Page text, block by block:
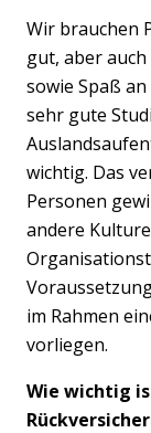
Wir brauchen
gut, aber
sowie Spaß
sehr gute
wichtig. Das
Personen
andere
im Rahmen
vorliegen.
Wie wichtig